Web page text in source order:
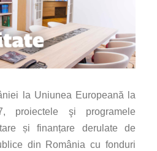
la Uniunea Europeană la
proiectele şi programele
și finanțare derulate de
din România cu fonduri